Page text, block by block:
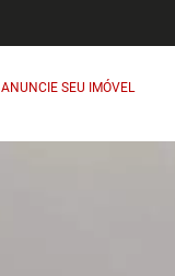
ANUNCIE SEU IMÓVEL